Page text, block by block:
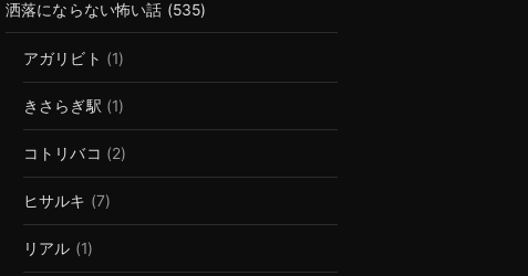
洒落にならない怖い話 (535)
アガリビト (1)
きさらぎ駅 (1)
コトリバコ (2)
ヒサルキ (7)
リアル (1)